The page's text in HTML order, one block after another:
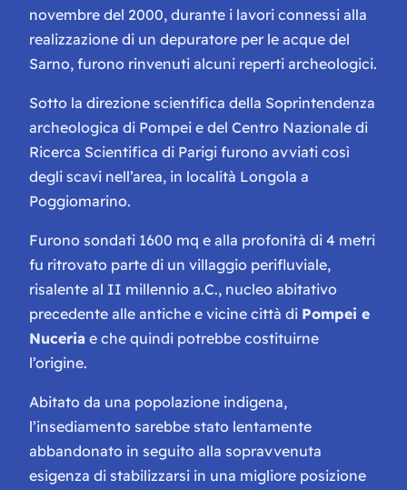
novembre del 2000, durante i lavori connessi alla
realizzazione di un depuratore per le acque del
Sarno, furono rinvenuti alcuni reperti archeologici.
Sotto la direzione scientifica della Soprintendenza
archeologica di Pompei e del Centro Nazionale di
Ricerca Scientifica di Parigi furono avviati così
degli scavi nell’area, in località Longola a
Poggiomarino.
Furono sondati 1600 mq e alla profonità di 4 metri
fu ritrovato parte di un villaggio perifluviale,
risalente al II millennio a.C., nucleo abitativo
precedente alle antiche e vicine città di Pompei e
Nuceria e che quindi potrebbe costituirne
l’origine.
Abitato da una popolazione indigena,
l’insediamento sarebbe stato lentamente
abbandonato in seguito alla sopravvenuta
esigenza di stabilizzarsi in una migliore posizione